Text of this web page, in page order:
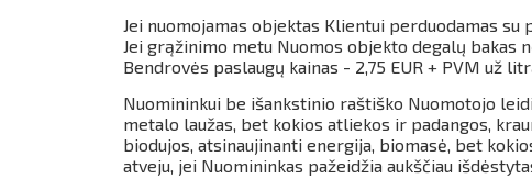
Jei nuomojamas objektas Klientui perduodamas
Jei grąžinimo metu Nuomos objekto degalų
Bendrovės paslaugų kainas - 2,75 EUR + PVM už
Nuomininkui be išankstinio raštiško Nuomotojo
metalo laužas, bet kokios atliekos ir padangos,
biodujos, atsinaujinanti energija, biomasė, bet
atveju, jei Nuomininkas pažeidžia aukščiau